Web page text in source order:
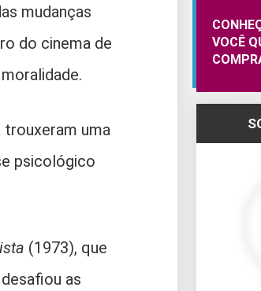
mudanças
do cinema de
trouxeram uma
psicológico
(1973), que
as
VOCÊ